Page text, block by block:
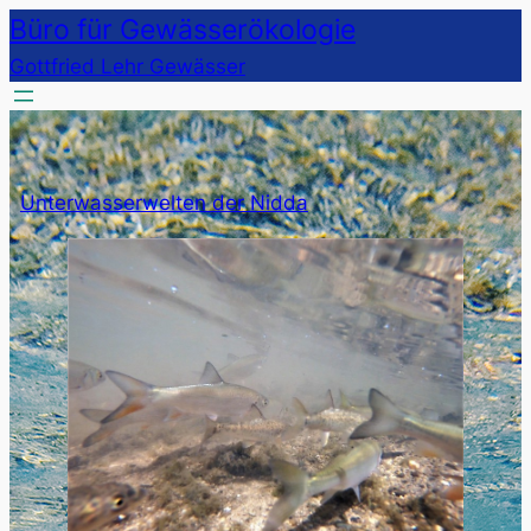
Direkt
zum
Inhalt
wechseln
Büro für Gewässerökologie
Gottfried Lehr Gewässer
Unterwasserwelten der Nidda